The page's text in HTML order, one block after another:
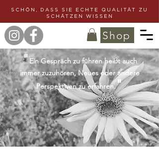
SCHÖN, DASS SIE ECHTE QUALITÄT ZU
SCHÄTZEN WISSEN
Shop
"Ein Gespräch zu führen heißt auch
immer zuzuhören, Neues oderandere
Perspektiven zu erfahren."